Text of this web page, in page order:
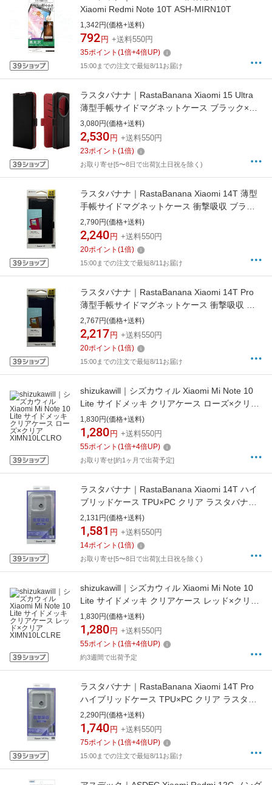
Xiaomi Redmi Note 10T ASH-MIRN10T
1,342円(価格+送料)
792 円 +送料550円
35ポイント (1倍+4倍UP)
15:00までの注文で最短8/11お届け
ラスタバナナ｜RastaBanana Xiaomi 15 Ultra
薄型手帳サイドマグネットケース ブラック×レ
ッド 8851XI15UBSMBKR
3,080円(価格+送料)
2,530 円 +送料550円
23ポイント (1倍)
お取り寄せ[5〜8日で出荷](土日祝を除く)
ラスタバナナ｜RastaBanana Xiaomi 14T 薄型
手帳サイドマグネットケース 衝撃吸収 ブラッ
ク×レッド ラスタバナナ ブラック
8565XI14TBSMBKR
2,790円(価格+送料)
2,240 円 +送料550円
20ポイント (1倍)
15:00までの注文で最短8/11お届け
ラスタバナナ｜RastaBanana Xiaomi 14T Pro
薄型手帳サイドマグネットケース 衝撃吸収 ネ
イビー×ブラウン 8563XI14TPBSMNVB
2,767円(価格+送料)
2,217 円 +送料550円
20ポイント (1倍)
15:00までの注文で最短8/11お届け
shizukawill｜シズカウィル Xiaomi Mi Note 10
Lite サイドメッキ クリアケース ローズ×クリア
XIMN10LCLRO
1,830円(価格+送料)
1,280 円 +送料550円
55ポイント (1倍+4倍UP)
お取り寄せ[約1ヶ月で出荷予定]
ラスタバナナ｜RastaBanana Xiaomi 14T ハイ
ブリッドケース TPU×PC クリア ラスタバナナ
クリア 8567XI14THPCL
2,131円(価格+送料)
1,581 円 +送料550円
14ポイント (1倍)
お取り寄せ[5〜8日で出荷](土日祝を除く)
shizukawill｜シズカウィル Xiaomi Mi Note 10
Lite サイドメッキ クリアケース レッド×クリア
XIMN10LCLRE
1,830円(価格+送料)
1,280 円 +送料550円
55ポイント (1倍+4倍UP)
約3週間で出荷予定
ラスタバナナ｜RastaBanana Xiaomi 14T Pro
ハイブリッドケース TPU×PC クリア ラスタバ
ナナ クリア 8564XI14TPHPCL
2,290円(価格+送料)
1,740 円 +送料550円
75ポイント (1倍+4倍UP)
15:00までの注文で最短8/11お届け